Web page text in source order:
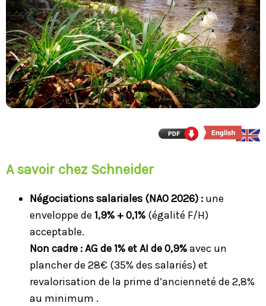
A savoir chez Schneider
Négociations salariales (NAO 2026) : une
enveloppe de 1,9% + 0,1% (égalité F/H)
acceptable.
Non cadre : AG de 1% et AI de 0,9%avec un
plancher de 28€ (35% des salariés) et
revalorisation de la prime d’ancienneté de 2,8%
au minimum .